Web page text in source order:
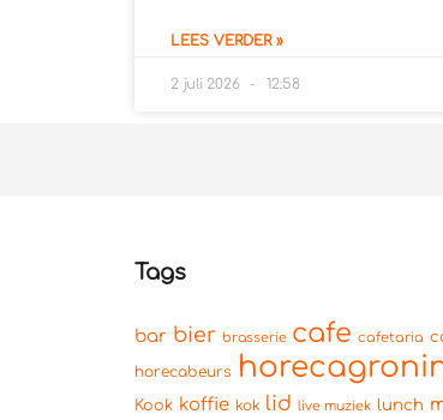
LEES VERDER »
2 juli 2026 12:58
Tags
bar bier brasserie cafe cafetaria
horecabeurs
Kook koffie kok lid live muziek lunch